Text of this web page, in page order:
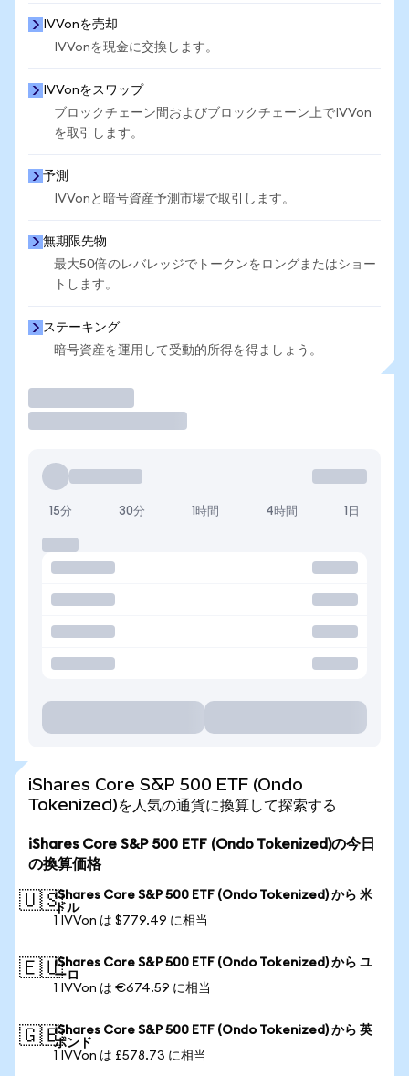
IVVonを売却
IVVonを現金に交換します。
IVVonをスワップ
ブロックチェーン間およびブロックチェーン上でIVVon
を取引します。
予測
IVVonと暗号資産予測市場で取引します。
無期限先物
最大50倍のレバレッジでトークンをロングまたはショー
トします。
ステーキング
暗号資産を運用して受動的所得を得ましょう。
15分 30分 1時間 4時間 1日
iShares Core S&P 500 ETF (Ondo
Tokenized)を人気の通貨に換算して探索する
iShares Core S&P 500 ETF (Ondo Tokenized)の今日
の換算価格
🇺🇸iShares Core S&P 500 ETF (Ondo Tokenized) から 米
ドル
1 IVVon は $779.49 に相当
🇪🇺iShares Core S&P 500 ETF (Ondo Tokenized) から ユ
ーロ
1 IVVon は €674.59 に相当
🇬🇧iShares Core S&P 500 ETF (Ondo Tokenized) から 英
ポンド
1 IVVon は £578.73 に相当